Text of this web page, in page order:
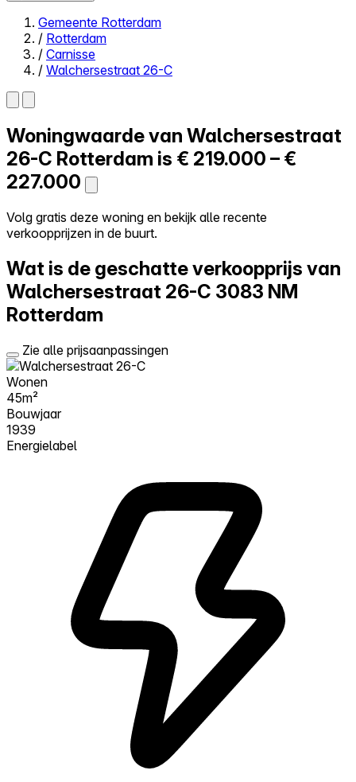
Close menu
Zelf kopen
Alles-in-één
Reviews
Prijzen
Log in
Probeer Walter gratis
Gemeente Rotterdam
/ Rotterdam
/ Carnisse
/ Walchersestraat 26-C
Woningwaarde van Walchersestraat
26-C Rotterdam is € 219.000 – €
227.000
Volg gratis deze woning en bekijk alle recente
verkoopprijzen in de buurt.
Wat is de geschatte verkoopprijs van
Walchersestraat 26-C 3083 NM
Rotterdam
Zie alle prijsaanpassingen
Wonen
45m²
Bouwjaar
1939
Energielabel